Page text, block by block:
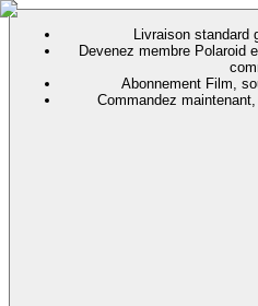
Livraison standard
Devenez membre Polaroid
Abonnement Film,
Commandez